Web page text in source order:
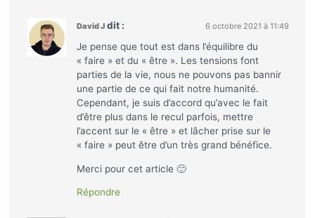
David J dit : 6 octobre 2021 à 11:49
Je pense que tout est dans l’équilibre du
« faire » et du « être ». Les tensions font
parties de la vie, nous ne pouvons pas bannir
une partie de ce qui fait notre humanité.
Cependant, je suis d’accord qu’avec le fait
d’être plus dans le recul parfois, mettre
l’accent sur le « être » et lâcher prise sur le
« faire » peut être d’un très grand bénéfice.
Merci pour cet article 🙂
Répondre